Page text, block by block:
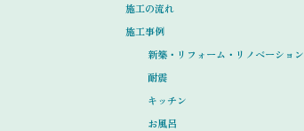
施工の流れ
施工事例
新築・リフォーム・リノベーション
耐震
キッチン
お風呂